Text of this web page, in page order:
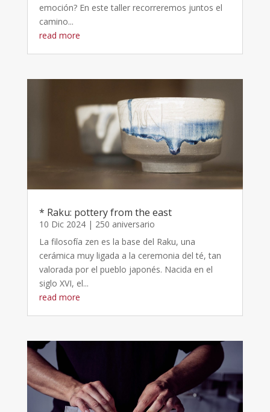
emoción? En este taller recorreremos juntos el
camino...
read more
* Raku: pottery from the east
10 Dic 2024| 250 aniversario
La filosofía zen es la base del Raku, una
cerámica muy ligada a la ceremonia del té, tan
valorada por el pueblo japonés. Nacida en el
siglo XVI, el...
read more